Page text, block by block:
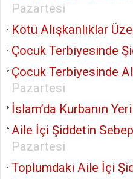
Pazartesi
Kötü Alışkanlıklar
Çocuk Terbiyesinde
Çocuk Terbiyesinde
Pazartesi
İslam’da Kurbanın
Aile İçi Şiddetin
Pazartesi
Toplumdaki Aile İçi